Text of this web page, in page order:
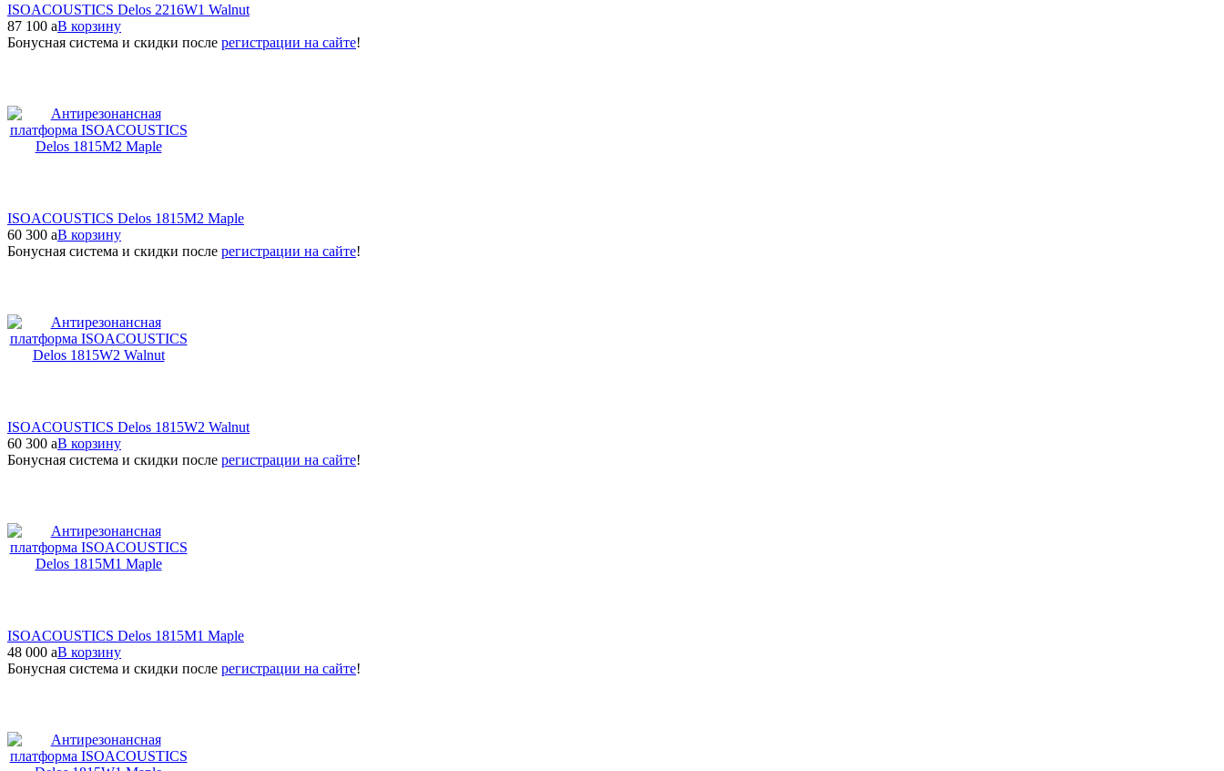
ISOACOUSTICS Delos 2216W1 Walnut
87 100 aВ корзину
Бонусная система и скидки после регистрации на сайте!
ISOACOUSTICS Delos 1815M2 Maple
60 300 aВ корзину
Бонусная система и скидки после регистрации на сайте!
ISOACOUSTICS Delos 1815W2 Walnut
60 300 aВ корзину
Бонусная система и скидки после регистрации на сайте!
ISOACOUSTICS Delos 1815M1 Maple
48 000 aВ корзину
Бонусная система и скидки после регистрации на сайте!